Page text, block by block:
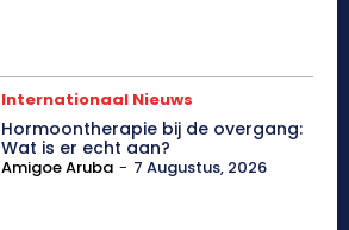
Internationaal Nieuws
Hormoontherapie bij de overgang:
Wat is er echt aan?
Amigoe Aruba - 7 Augustus, 2026